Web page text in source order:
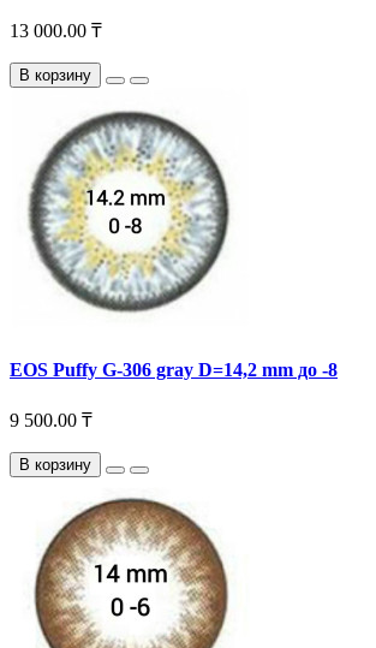
13 000.00 ₸
В корзину
EOS Puffy G-306 gray D=14,2 mm до -8
9 500.00 ₸
В корзину